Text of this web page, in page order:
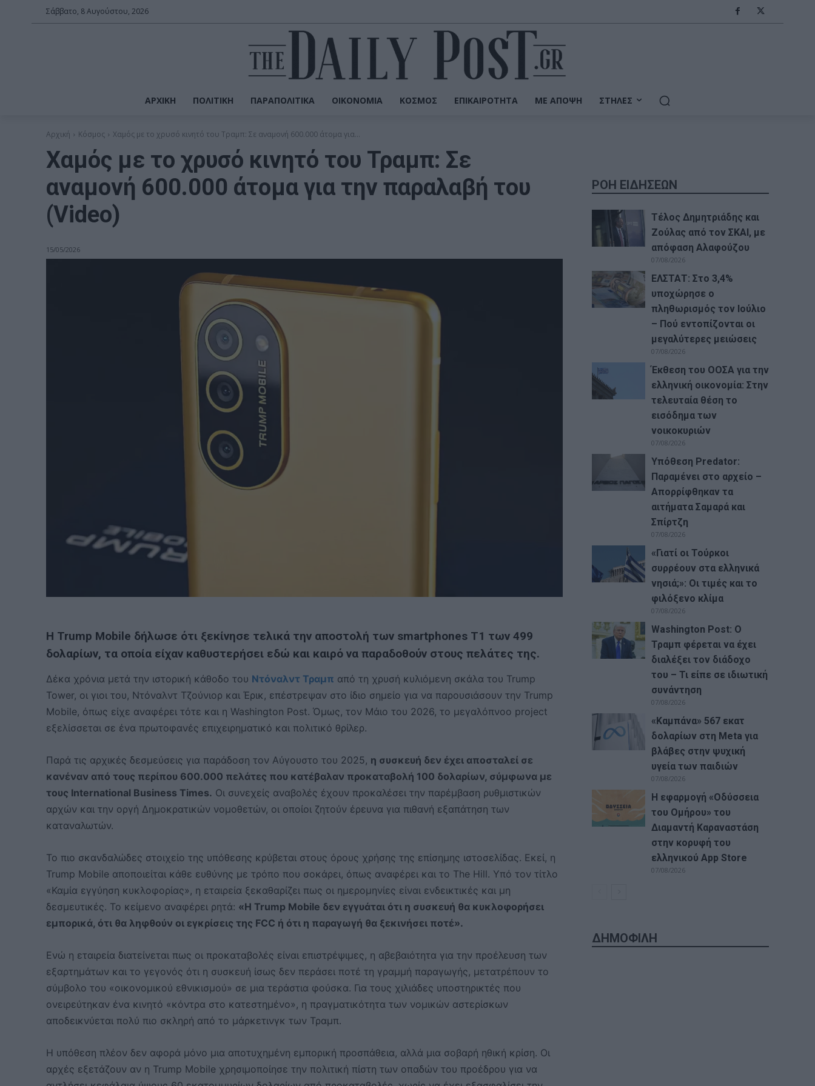
Σάββατο, 8 Αυγούστου, 2026
ΑΡΧΙΚΉ ΠΟΛΙΤΙΚΉ ΠΑΡΑΠΟΛΙΤΙΚΆ ΟΙΚΟΝΟΜΊΑ ΚΌΣΜΟΣ ΕΠΙΚΑΙΡΌΤΗΤΑ ΜΕ ΆΠΟΨΗ ΣΤΉΛΕΣ
Αρχική Κόσμος Χαμός με το χρυσό κινητό του Τραμπ: Σε αναμονή 600.000 άτομα για...
Χαμός με το χρυσό κινητό του Τραμπ: Σε
αναμονή 600.000 άτομα για την παραλαβή του
(Video)
15/05/2026
Η Trump Mobile δήλωσε ότι ξεκίνησε τελικά την αποστολή των smartphones T1 των 499
δολαρίων, τα οποία είχαν καθυστερήσει εδώ και καιρό να παραδοθούν στους πελάτες της.
Δέκα χρόνια μετά την ιστορική κάθοδο του Ντόναλντ Τραμπ από τη χρυσή κυλιόμενη σκάλα του Trump
Tower, οι γιοι του, Ντόναλντ Τζούνιορ και Έρικ, επέστρεψαν στο ίδιο σημείο για να παρουσιάσουν την Trump
Mobile, όπως είχε αναφέρει τότε και η Washington Post. Όμως, τον Μάιο του 2026, το μεγαλόπνοο project
εξελίσσεται σε ένα πρωτοφανές επιχειρηματικό και πολιτικό θρίλερ.
Παρά τις αρχικές δεσμεύσεις για παράδοση τον Αύγουστο του 2025, η συσκευή δεν έχει αποσταλεί σε
κανέναν από τους περίπου 600.000 πελάτες που κατέβαλαν προκαταβολή 100 δολαρίων, σύμφωνα με
τους International Business Times. Οι συνεχείς αναβολές έχουν προκαλέσει την παρέμβαση ρυθμιστικών
αρχών και την οργή Δημοκρατικών νομοθετών, οι οποίοι ζητούν έρευνα για πιθανή εξαπάτηση των
καταναλωτών.
Το πιο σκανδαλώδες στοιχείο της υπόθεσης κρύβεται στους όρους χρήσης της επίσημης ιστοσελίδας. Εκεί, η
Trump Mobile αποποιείται κάθε ευθύνης με τρόπο που σοκάρει, όπως αναφέρει και το The Hill. Υπό τον τίτλο
«Καμία εγγύηση κυκλοφορίας», η εταιρεία ξεκαθαρίζει πως οι ημερομηνίες είναι ενδεικτικές και μη
δεσμευτικές. Το κείμενο αναφέρει ρητά: «Η Trump Mobile δεν εγγυάται ότι η συσκευή θα κυκλοφορήσει
εμπορικά, ότι θα ληφθούν οι εγκρίσεις της FCC ή ότι η παραγωγή θα ξεκινήσει ποτέ».
Ενώ η εταιρεία διατείνεται πως οι προκαταβολές είναι επιστρέψιμες, η αβεβαιότητα για την προέλευση των
εξαρτημάτων και το γεγονός ότι η συσκευή ίσως δεν περάσει ποτέ τη γραμμή παραγωγής, μετατρέπουν το
σύμβολο του «οικονομικού εθνικισμού» σε μια τεράστια φούσκα. Για τους χιλιάδες υποστηρικτές που
ονειρεύτηκαν ένα κινητό «κόντρα στο κατεστημένο», η πραγματικότητα των νομικών αστερίσκων
αποδεικνύεται πολύ πιο σκληρή από το μάρκετινγκ των Τραμπ.
Η υπόθεση πλέον δεν αφορά μόνο μια αποτυχημένη εμπορική προσπάθεια, αλλά μια σοβαρή ηθική κρίση. Οι
αρχές εξετάζουν αν η Trump Mobile χρησιμοποίησε την πολιτική πίστη των οπαδών του προέδρου για να
ΡΟΗ ΕΙΔΗΣΕΩΝ
Τέλος Δημητριάδης και
Ζούλας από τον ΣΚΑΙ, με
απόφαση Αλαφούζου
07/08/2026
ΕΛΣΤΑΤ: Στο 3,4%
υποχώρησε ο
πληθωρισμός τον Ιούλιο
– Πού εντοπίζονται οι
μεγαλύτερες μειώσεις
07/08/2026
Έκθεση του ΟΟΣΑ για την
ελληνική οικονομία: Στην
τελευταία θέση το
εισόδημα των
νοικοκυριών
07/08/2026
Υπόθεση Predator:
Παραμένει στο αρχείο –
Απορρίφθηκαν τα
αιτήματα Σαμαρά και
Σπίρτζη
07/08/2026
«Γιατί οι Τούρκοι
συρρέουν στα ελληνικά
νησιά;»: Οι τιμές και το
φιλόξενο κλίμα
07/08/2026
Washington Post: Ο
Τραμπ φέρεται να έχει
διαλέξει τον διάδοχο
του – Τι είπε σε ιδιωτική
συνάντηση
07/08/2026
«Καμπάνα» 567 εκατ
δολαρίων στη Meta για
βλάβες στην ψυχική
υγεία των παιδιών
07/08/2026
Η εφαρμογή «Οδύσσεια
του Ομήρου» του
Διαμαντή Καραναστάση
στην κορυφή του
ελληνικού App Store
07/08/2026
ΔΗΜΟΦΙΛΗ